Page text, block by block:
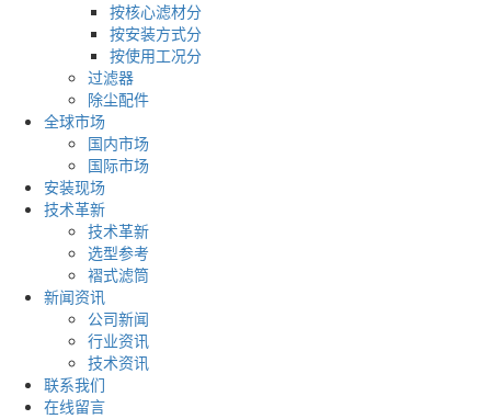
按核心滤材分
按安装方式分
按使用工况分
过滤器
除尘配件
全球市场
国内市场
国际市场
安装现场
技术革新
技术革新
选型参考
褶式滤筒
新闻资讯
公司新闻
行业资讯
技术资讯
联系我们
在线留言